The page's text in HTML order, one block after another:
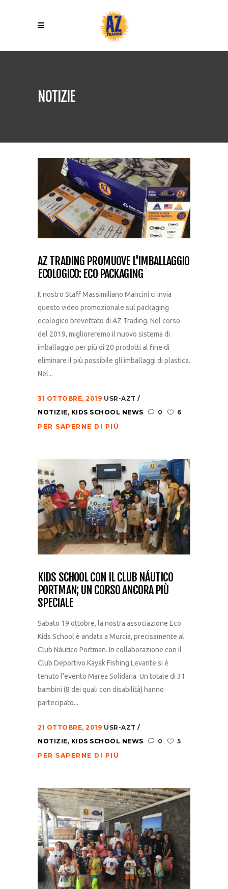
NOTIZIE
AZ TRADING PROMUOVE L'IMBALLAGGIO
ECOLOGICO: ECO PACKAGING
Il nostro Staff Massimiliano Mancini ci invia
questo video promozionale sul packaging
ecologico brevettato di AZ Trading. Nel corso
del 2019, miglioreremo il nuovo sistema di
imballaggio per più di 20 prodotti al fine di
eliminare il più possibile gli imballaggi di plastica.
Nel...
31 OTTOBRE, 2019 USR-AZT
NOTIZIE, KIDS SCHOOL NEWS 0
6
PER SAPERNE DI PIÙ
KIDS SCHOOL CON IL CLUB NÁUTICO
PORTMAN; UN CORSO ANCORA PIÙ
SPECIALE
Sabato 19 ottobre, la nostra associazione Eco
Kids School è andata a Murcia, precisamente al
Club Náutico Portman. In collaborazione con il
Club Deportivo Kayak Fishing Levante si è
tenuto l'evento Marea Solidaria. Un totale di 31
bambini (8 dei quali con disabilità) hanno
partecipato...
21 OTTOBRE, 2019 USR-AZT
NOTIZIE, KIDS SCHOOL NEWS 0
5
PER SAPERNE DI PIÙ